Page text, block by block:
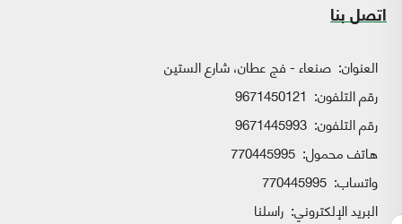
اتصل بنا
العنوان: صنعاء - فج عطان، شارع الستين
رقم التلفون: 9671450121
رقم التلفون: 9671445993
هاتف محمول: 770445995
واتساب:
البريد الإلكتروني: راسلنا